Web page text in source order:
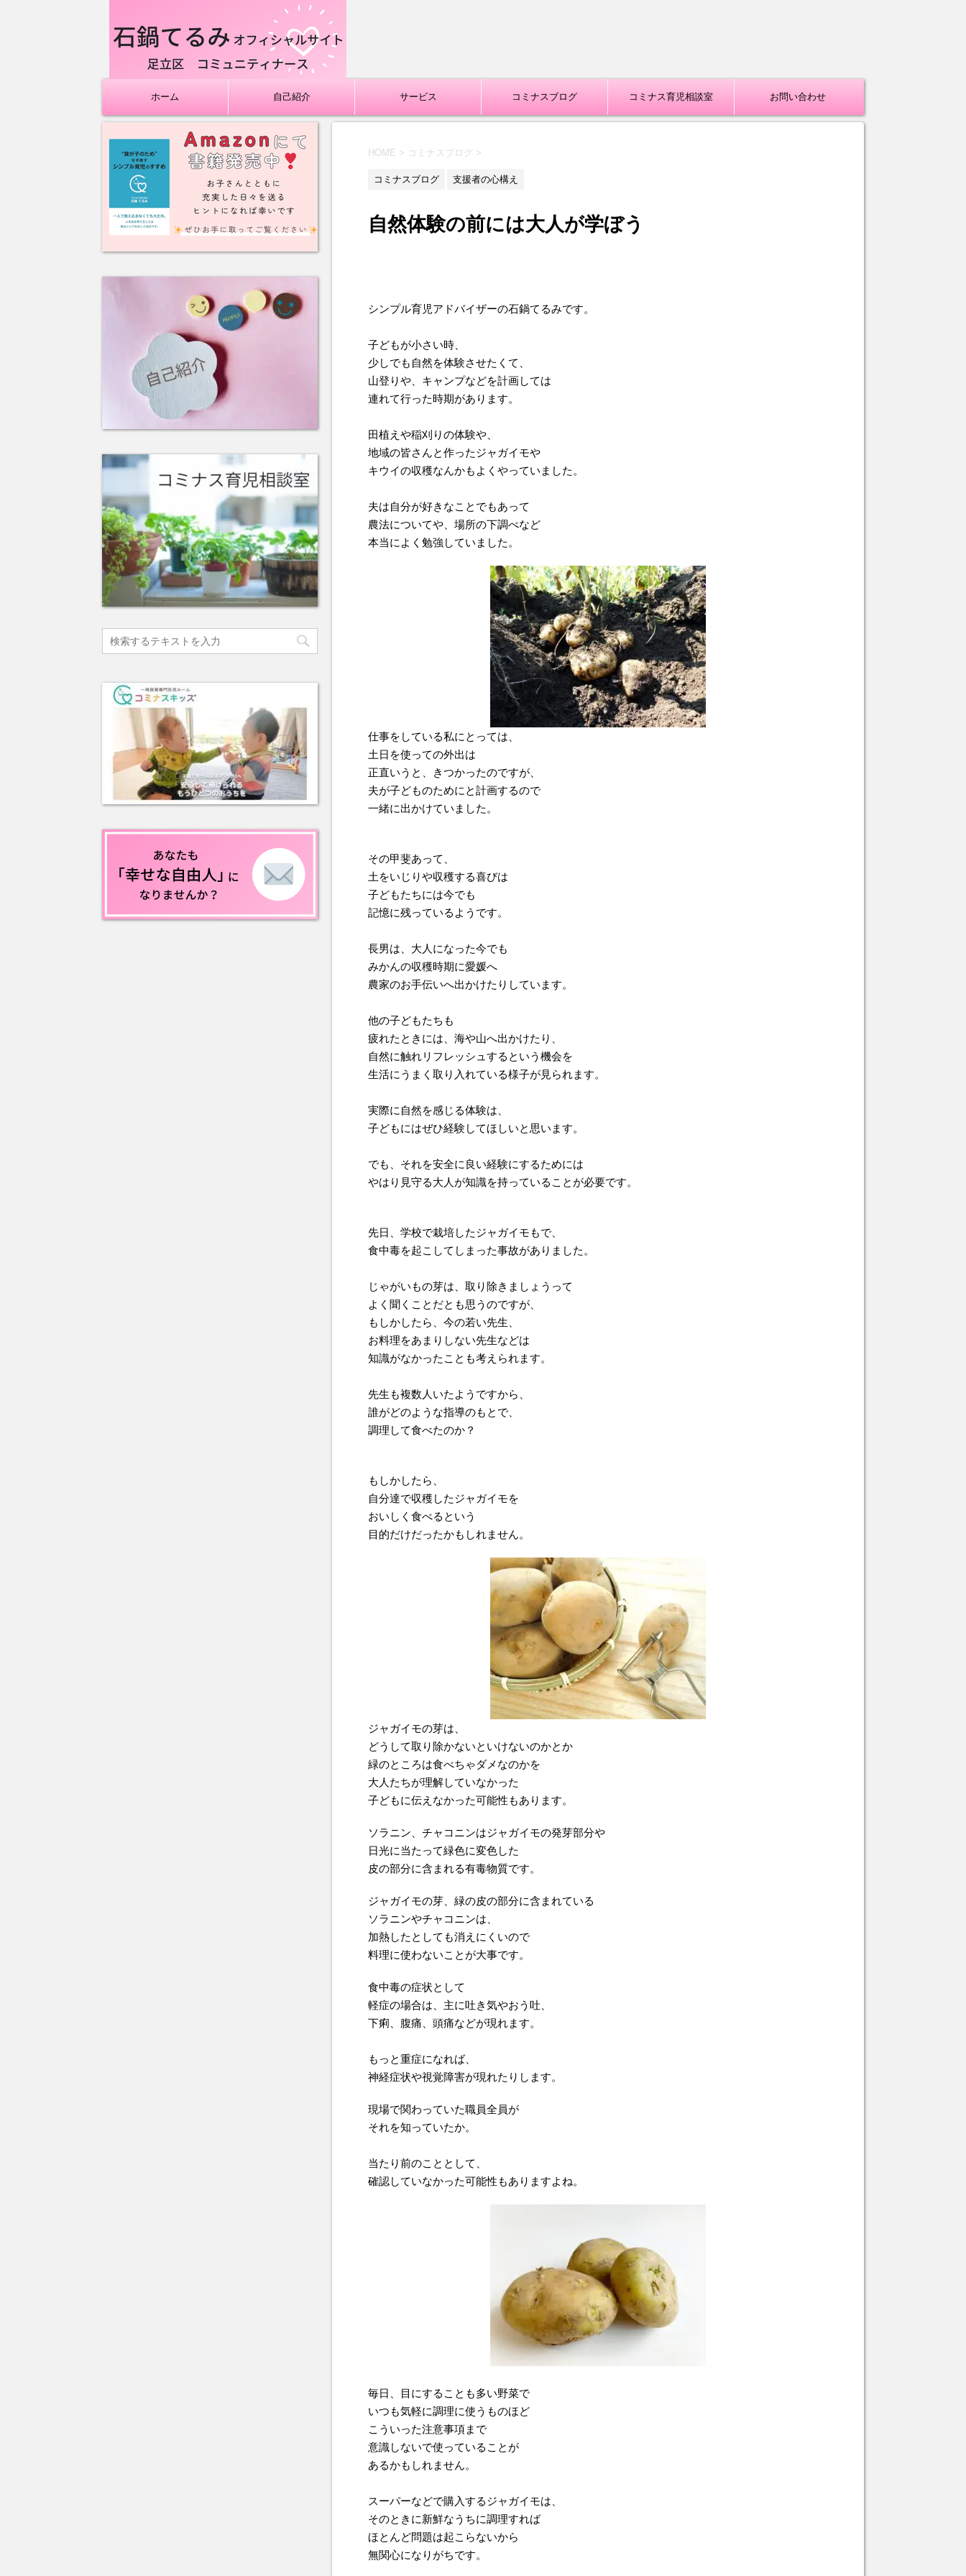
ホーム 自己紹介 サービス コミナスブログ コミナス育児相談室 お問い合わせ
HOME > コミナスブログ >
コミナスブログ 支援者の心構え
自然体験の前には大人が学ぼう
シンプル育児アドバイザーの石鍋てるみです。
子どもが小さい時、
少しでも自然を体験させたくて、
山登りや、キャンプなどを計画しては
連れて行った時期があります。
田植えや稲刈りの体験や、
地域の皆さんと作ったジャガイモや
キウイの収穫なんかもよくやっていました。
夫は自分が好きなことでもあって
農法についてや、場所の下調べなど
本当によく勉強していました。
仕事をしている私にとっては、
土日を使っての外出は
正直いうと、きつかったのですが、
夫が子どものためにと計画するので
一緒に出かけていました。
その甲斐あって、
土をいじりや収穫する喜びは
子どもたちには今でも
記憶に残っているようです。
長男は、大人になった今でも
みかんの収穫時期に愛媛へ
農家のお手伝いへ出かけたりしています。
他の子どもたちも
疲れたときには、海や山へ出かけたり、
自然に触れリフレッシュするという機会を
生活にうまく取り入れている様子が見られます。
実際に自然を感じる体験は、
子どもにはぜひ経験してほしいと思います。
でも、それを安全に良い経験にするためには
やはり見守る大人が知識を持っていることが必要です。
先日、学校で栽培したジャガイモもで、
食中毒を起こしてしまった事故がありました。
じゃがいもの芽は、取り除きましょうって
よく聞くことだとも思うのですが、
もしかしたら、今の若い先生、
お料理をあまりしない先生などは
知識がなかったことも考えられます。
先生も複数人いたようですから、
誰がどのような指導のもとで、
調理して食べたのか？
もしかしたら、
自分達で収穫したジャガイモを
おいしく食べるという
目的だけだったかもしれません。
ジャガイモの芽は、
どうして取り除かないといけないのかとか
緑のところは食べちゃダメなのかを
大人たちが理解していなかった
子どもに伝えなかった可能性もあります。
ソラニン、チャコニンはジャガイモの発芽部分や
日光に当たって緑色に変色した
皮の部分に含まれる有毒物質です。
ジャガイモの芽、緑の皮の部分に含まれている
ソラニンやチャコニンは、
加熱したとしても消えにくいので
料理に使わないことが大事です。
食中毒の症状として
軽症の場合は、主に吐き気やおう吐、
下痢、腹痛、頭痛などが現れます。
もっと重症になれば、
神経症状や視覚障害が現れたりします。
現場で関わっていた職員全員が
それを知っていたか。
当たり前のこととして、
確認していなかった可能性もありますよね。
毎日、目にすることも多い野菜で
いつも気軽に調理に使うものほど
こういった注意事項まで
意識しないで使っていることが
あるかもしれません。
スーパーなどで購入するジャガイモは、
そのときに新鮮なうちに調理すれば
ほとんど問題は起こらないから
無関心になりがちです。